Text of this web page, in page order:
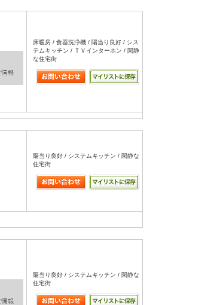
床暖房 / 食器洗浄機 / 陽当り良好 / シス
テムキッチン / ＴＶインターホン / 閑静
な住宅街
陽当り良好 / システムキッチン / 閑静な
住宅街
陽当り良好 / システムキッチン / 閑静な
住宅街